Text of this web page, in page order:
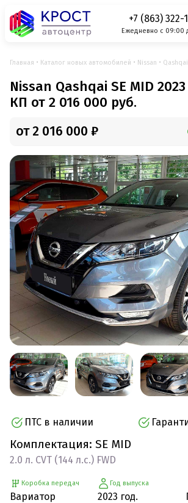
+7 (863) 322-
Ежедневно с 09:00
Главная Каталог новых автомобилей Nissan Qashqai
Nissan Qashqai SE MID
КП от 2 016 000 руб.
от 2 016 000 ₽
ПТС в наличии
Комплектация: SE MID
2.0 л. CVT (144 л.с.) FWD
Коробка передач
Вариатор
Год выпуска
2023 год.